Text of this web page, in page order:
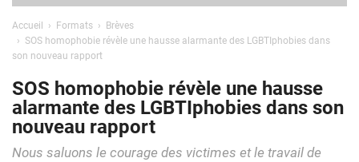
Accueil Formats
Brèves
SOS homophobie révèle une hausse alarmante des LGBTIphobies dans
son nouveau rapport
SOS homophobie révèle une hausse
alarmante des LGBTIphobies dans son
nouveau rapport
Nous saluons le courage des victimes et le travail de